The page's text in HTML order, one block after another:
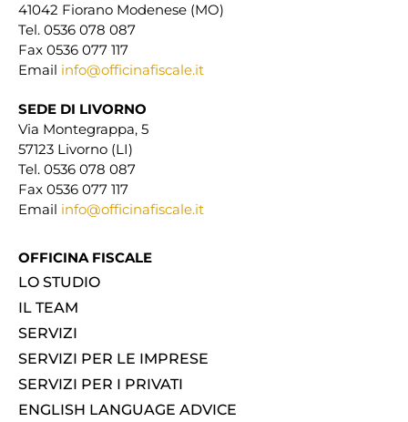
41042 Fiorano Modenese (MO)
Tel. 0536 078 087
Fax 0536 077 117
Email info@officinafiscale.it
SEDE DI LIVORNO
Via Montegrappa, 5
57123 Livorno (LI)
Tel. 0536 078 087
Fax 0536 077 117
Email info@officinafiscale.it
OFFICINA FISCALE
LO STUDIO
IL TEAM
SERVIZI
SERVIZI PER LE IMPRESE
SERVIZI PER I PRIVATI
ENGLISH LANGUAGE ADVICE